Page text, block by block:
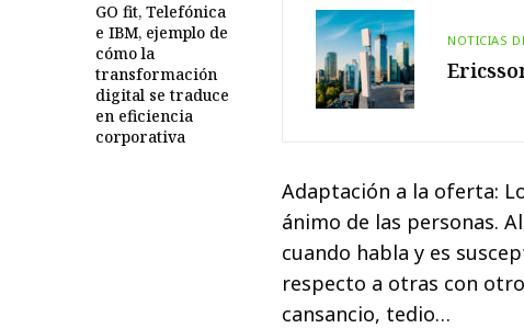
GO fit, Telefónica
e IBM, ejemplo de
cómo la
transformación
digital se traduce
en eficiencia
corporativa
NOTICIAS
Adaptación a la oferta:
ánimo de las personas.
cuando habla y es
respecto a otras con
cansancio, tedio…